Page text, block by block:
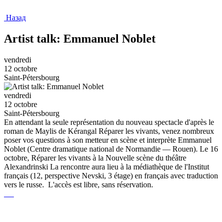
Назад
Artist talk: Emmanuel Noblet
vendredi
12 octobre
Saint-Pétersbourg
vendredi
12 octobre
Saint-Pétersbourg
En attendant la seule représentation du nouveau spectacle d'après le
roman de Maylis de Kérangal Réparer les vivants, venez nombreux
poser vos questions à son metteur en scène et interprète Emmanuel
Noblet (Centre dramatique national de Normandie — Rouen). Le 16
octobre, Réparer les vivants à la Nouvelle scène du théâtre
Alexandrinski La rencontre aura lieu à la médiathèque de l'Institut
français (12, perspective Nevski, 3 étage) en français avec traduction
vers le russe. L'accès est libre, sans réservation.